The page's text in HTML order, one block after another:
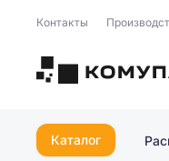
Контакты
Каталог